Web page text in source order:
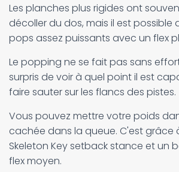
Les planches plus rigides ont
décoller du dos, mais il est possible
pops assez puissants avec un flex
Le popping ne se fait pas sans
surpris de voir à quel point il est
faire sauter sur les flancs des pistes.
Vous pouvez mettre votre poids
cachée dans la queue. C'est grâce
Skeleton Key setback stance et un
flex moyen.